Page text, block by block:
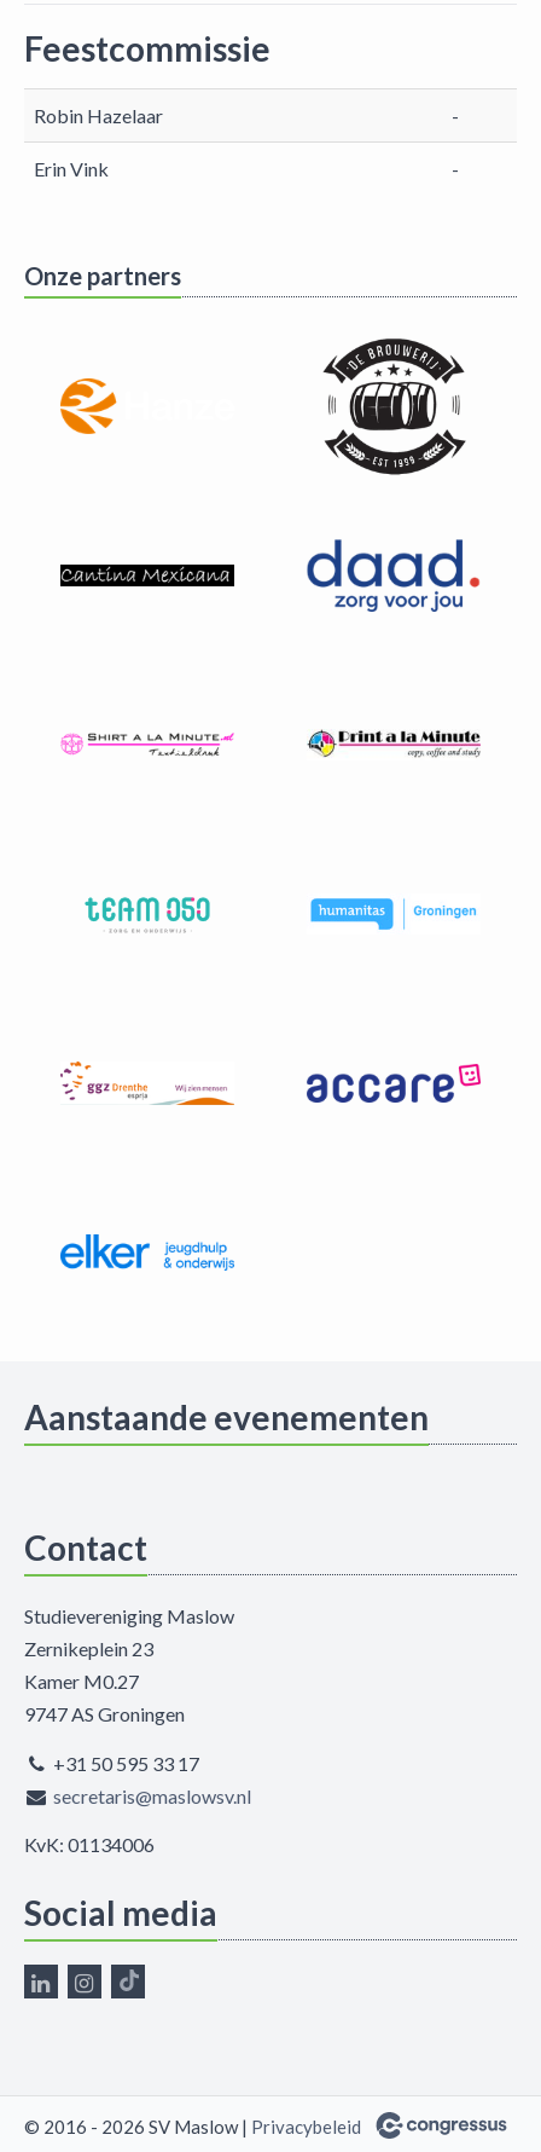
Feestcommissie
Robin Hazelaar -
Erin Vink -
Onze partners
Aanstaande evenementen
Contact
Studievereniging Maslow
Zernikeplein 23
Kamer M0.27
9747 AS Groningen
+31 50 595 33 17
secretaris@maslowsv.nl
KvK: 01134006
Social media
© 2016 - 2026 SV Maslow | Privacybeleid